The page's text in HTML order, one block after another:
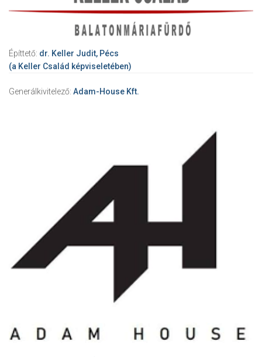
Építtető: dr. Keller Judit, Pécs
(a Keller Család képviseletében)
Generálkivitelező: Adam-House Kft.